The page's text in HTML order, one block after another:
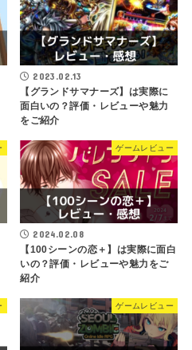
2023.02.13
【グランドサマナーズ】は実際に
面白いの？評価・レビューや魅力
をご紹介
ゲームレビュー
2024.02.08
【100シーンの恋＋】は実際に面白
いの？評価・レビューや魅力をご
紹介
ゲームレビュー